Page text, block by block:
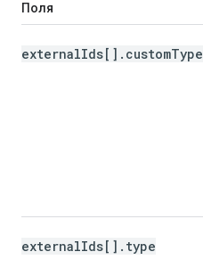
Поля
externalIds[].customType
externalIds[].type